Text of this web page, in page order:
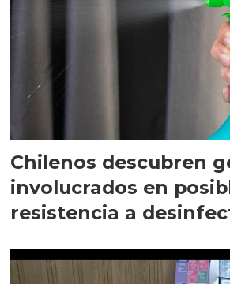
Chilenos descubren
involucrados en
resistencia a